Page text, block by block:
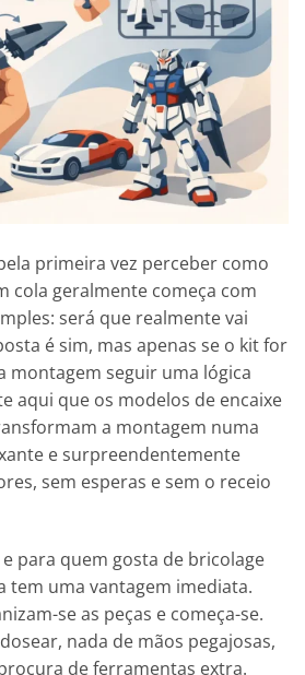
primeira vez perceber como
cola geralmente começa com
será que realmente vai
é sim, mas apenas se o kit for
montagem seguir uma lógica
aqui que os modelos de encaixe
a montagem numa
e surpreendentemente
sem esperas e sem o receio
para quem gosta de bricolage
tem uma vantagem imediata.
se as peças e começa-se.
nada de mãos pegajosas,
de ferramentas extra.